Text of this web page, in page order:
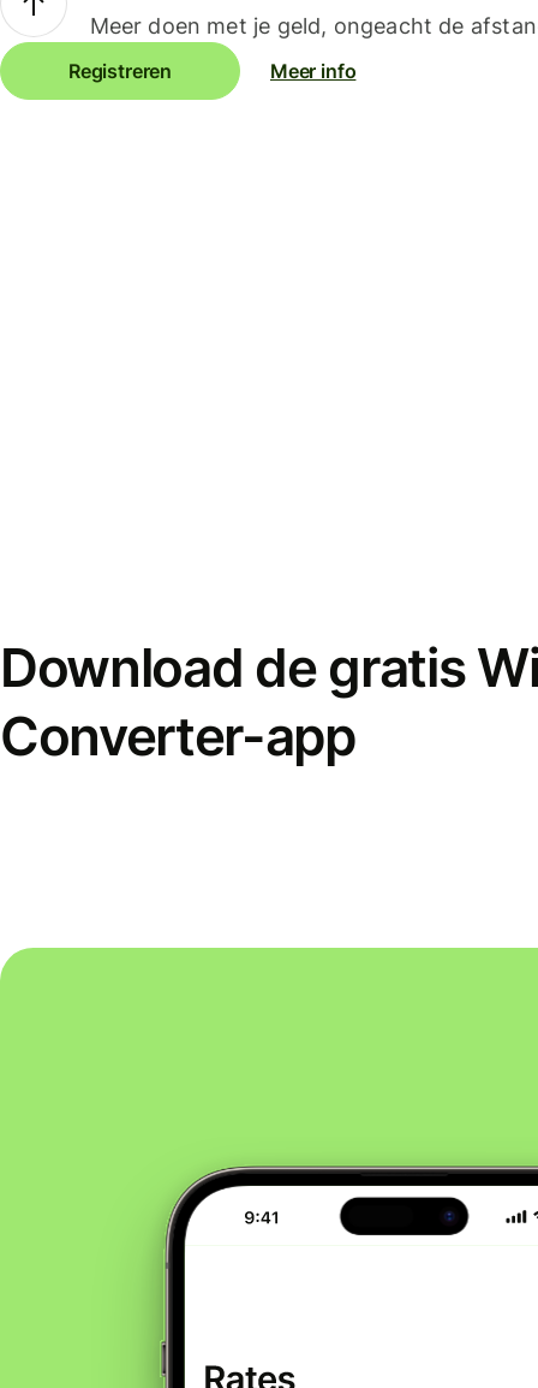
Meer doen met je geld, ongeacht de
Registreren Meer info
Download de gratis
Converter-app